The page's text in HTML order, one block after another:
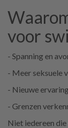
voor
- Spanning en
- Meer seksuele
- Nieuwe
- Grenzen
Niet iedereen